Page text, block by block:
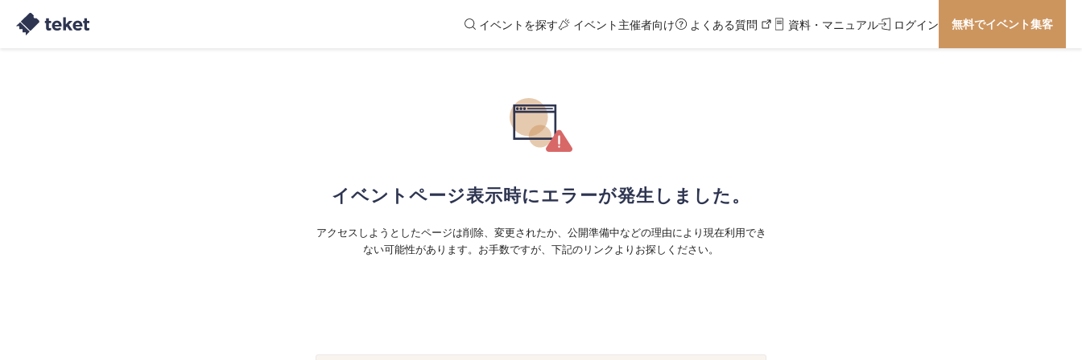
イベントを探す イベント主催者向け よくある質問 資料・マニュアル ログイン 無料でイベント集客
イベントページ表示時にエラーが発生しました。
アクセスしようとしたページは削除、変更されたか、公開準備中などの理由により現在利用でき
ない可能性があります。お手数ですが、下記のリンクよりお探しください。